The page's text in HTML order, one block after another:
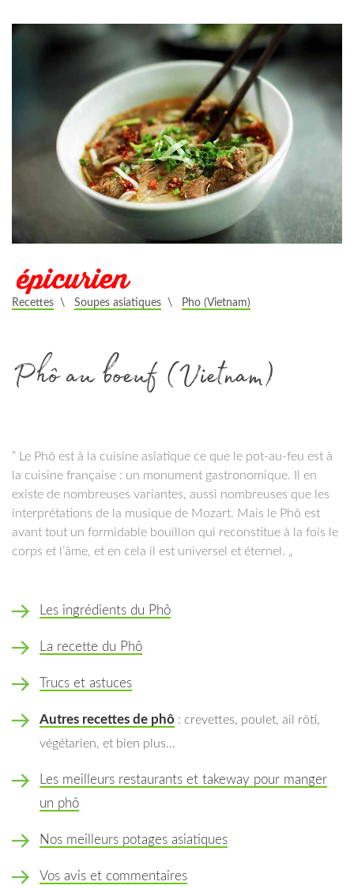
Recettes \ Soupes asiatiques \ Pho (Vietnam)
Phô au boeuf (Vietnam)
‟ Le Phô est à la cuisine asiatique ce que le pot-au-feu est à
la cuisine française : un monument gastronomique. Il en
existe de nombreuses variantes, aussi nombreuses que les
interprétations de la musique de Mozart. Mais le Phô est
avant tout un formidable bouillon qui reconstitue à la fois le
corps et l’âme, et en cela il est universel et éternel. „
Les ingrédients du Phô
La recette du Phô
Trucs et astuces
Autres recettes de phô : crevettes, poulet, ail rôti,
végétarien, et bien plus...
Les meilleurs restaurants et takeway pour manger
un phô
Nos meilleurs potages asiatiques
Vos avis et commentaires